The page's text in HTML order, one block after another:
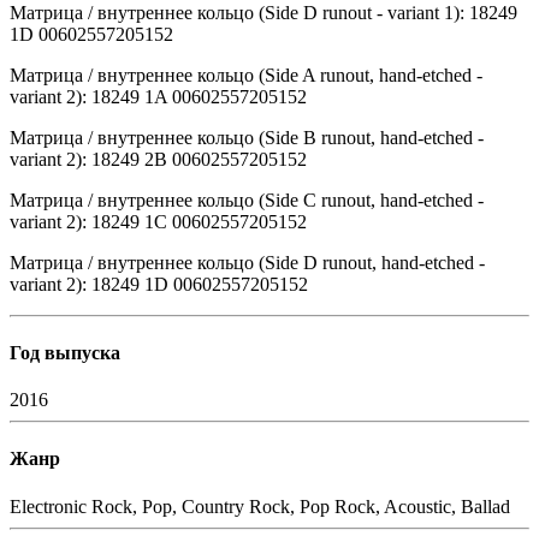
Матрица / внутреннее кольцо (Side D runout - variant 1): 18249
1D 00602557205152
Матрица / внутреннее кольцо (Side A runout, hand-etched -
variant 2): 18249 1A 00602557205152
Матрица / внутреннее кольцо (Side B runout, hand-etched -
variant 2): 18249 2B 00602557205152
Матрица / внутреннее кольцо (Side C runout, hand-etched -
variant 2): 18249 1C 00602557205152
Матрица / внутреннее кольцо (Side D runout, hand-etched -
variant 2): 18249 1D 00602557205152
Год выпуска
2016
Жанр
Electronic Rock, Pop, Country Rock, Pop Rock, Acoustic, Ballad